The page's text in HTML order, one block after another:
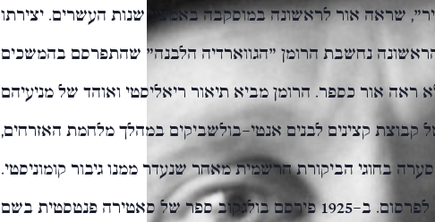
שראה אור לראשונה במוסקבה באמצע שנות העשרים. יצירתו
נחשבת הרומן "הגווארדיה הלבנה" שהתפרסם בהמשכים
אך לא ראה אור כספר. הרומן מביא תיאור ריאליסטי ואוהד של מניעיהם
קבוצת קצינים לבנים אנטי-בולשביקים במהלך מלחמת האזרחים,
בחוגי הביקורת הרשמית מאחר שנעדר ממנו גיבור קומוניסטי.
לבסוף נאסר לפרסום. ב-1925 פירסם בולגקוב ספר של סאטירה פנטסטית בשם